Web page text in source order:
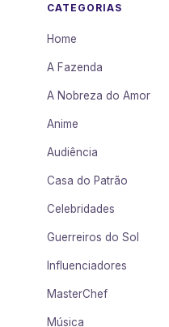
CATEGORIAS
Home
A Fazenda
A Nobreza do Amor
Anime
Audiência
Casa do Patrão
Celebridades
Guerreiros do Sol
Influenciadores
MasterChef
Música